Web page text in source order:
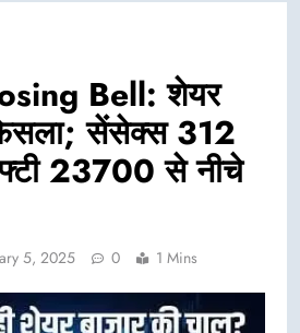
Bell: शेयर
सेंसेक्स 312
23700 से नीचे
5, 2025 0 1 Mins